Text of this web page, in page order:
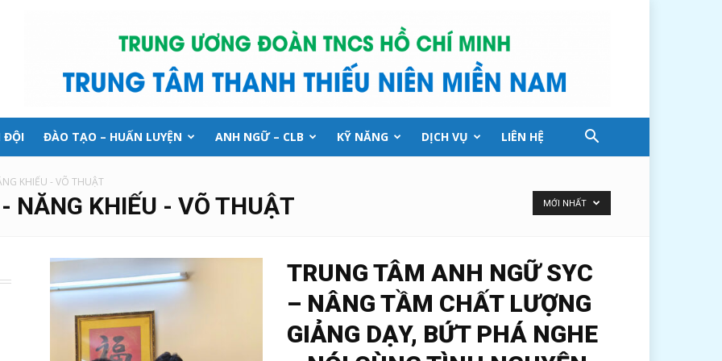
ĐỘI ĐÀO TẠO – HUẤN LUYỆN ANH NGỮ – CLB KỸ NĂNG DỊCH VỤ LIÊN HỆ
KHIẾU - VÕ THUẬT
NĂNG KHIẾU - VÕ THUẬT MỚI NHẤT
TRUNG TÂM ANH NGỮ SYC
– NÂNG TẦM CHẤT LƯỢNG
GIẢNG DẠY, BỨT PHÁ NGHE